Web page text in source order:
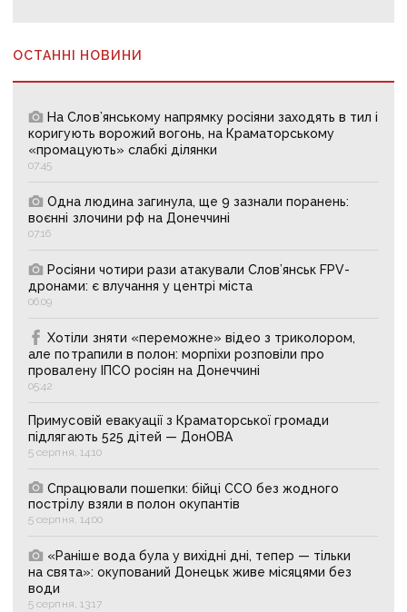
ОСТАННІ НОВИНИ
На Слов’янському напрямку росіяни заходять в тил і
коригують ворожий вогонь, на Краматорському
«промацують» слабкі ділянки
07:45
Одна людина загинула, ще 9 зазнали поранень:
воєнні злочини рф на Донеччині
07:16
Росіяни чотири рази атакували Слов’янськ FPV-
дронами: є влучання у центрі міста
06:09
Хотіли зняти «переможне» відео з триколором,
але потрапили в полон: морпіхи розповіли про
провалену ІПСО росіян на Донеччині
05:42
Примусовій евакуації з Краматорської громади
підлягають 525 дітей — ДонОВА
5 серпня, 14:10
Спрацювали пошепки: бійці ССО без жодного
пострілу взяли в полон окупантів
5 серпня, 14:00
«Раніше вода була у вихідні дні, тепер — тільки
на свята»: окупований Донецьк живе місяцями без
води
5 серпня, 13:17